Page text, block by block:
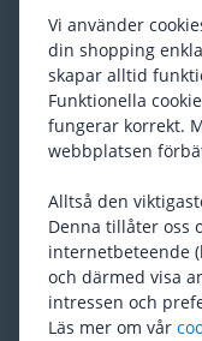
Vi använder
din shopping
skapar alltid
Funktionella
fungerar korrekt.
webbplatsen
Alltså den
Denna tillåter oss
internetbeteende
och därmed visa
intressen och
Läs mer om vår